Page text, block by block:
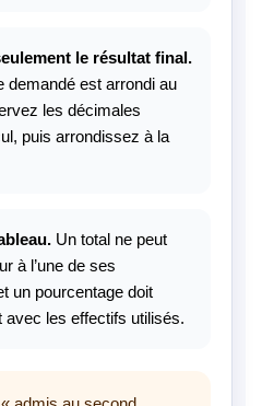
le résultat final.
demandé est arrondi au
les décimales
puis arrondissez à la
Un total ne peut
à l’une de ses
un pourcentage doit
avec les effectifs utilisés.